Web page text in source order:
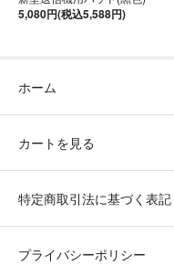
5,080円(税込5,588円)
ホーム
カートを見る
特定商取引法に基づく表記
プライバシーポリシー